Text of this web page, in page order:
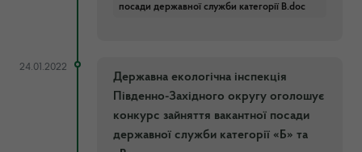
посади державної служби категорії В.doc
24.01.2022
Державна екологічна інспекція
Південно-Західного округу оголошує
конкурс зайняття вакантної посади
державної служби категорії «Б» та